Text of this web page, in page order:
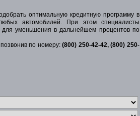
оптимальную кредитную программу в
автомобилей. При этом специалисты
уменьшения в дальнейшем процентов по
по номеру:(800) 250-42-42, (800) 250-